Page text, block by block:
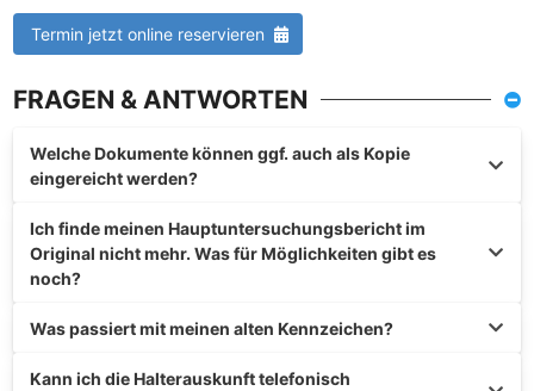
Termin jetzt online reservieren
FRAGEN & ANTWORTEN
Welche Dokumente können ggf. auch als Kopie
eingereicht werden?
Ich finde meinen Hauptuntersuchungsbericht im
Original nicht mehr. Was für Möglichkeiten gibt es
noch?
Was passiert mit meinen alten Kennzeichen?
Kann ich die Halterauskunft telefonisch